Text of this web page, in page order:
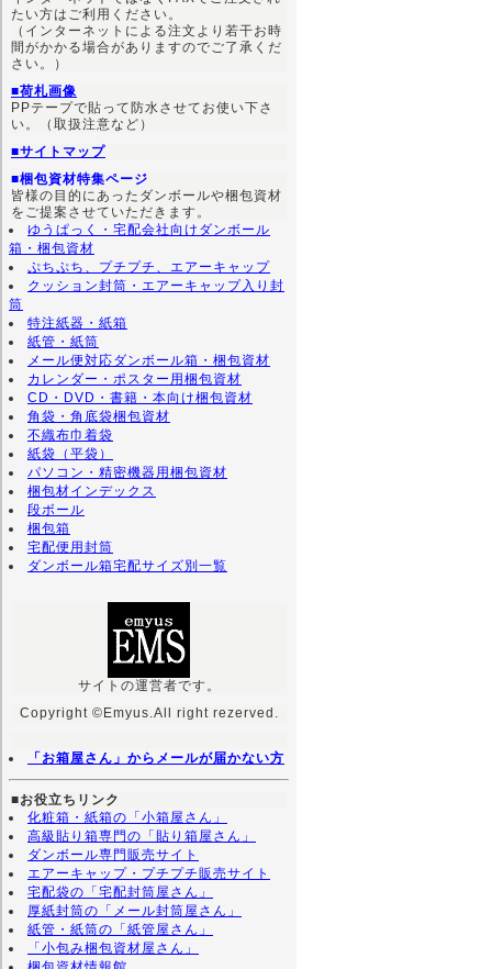
たい方はご利用ください。
（インターネットによる注文より若干お時
間がかかる場合がありますのでご了承くだ
さい。）
■荷札画像
PPテープで貼って防水させてお使い下さ
い。（取扱注意など）
■サイトマップ
■梱包資材特集ページ
皆様の目的にあったダンボールや梱包資材
をご提案させていただきます。
ゆうぱっく・宅配会社向けダンボール
箱・梱包資材
ぷちぷち、プチプチ、エアーキャップ
クッション封筒・エアーキャップ入り封
筒
特注紙器・紙箱
紙管・紙筒
メール便対応ダンボール箱・梱包資材
カレンダー・ポスター用梱包資材
CD・DVD・書籍・本向け梱包資材
角袋・角底袋梱包資材
不織布巾着袋
紙袋（平袋）
パソコン・精密機器用梱包資材
梱包材インデックス
段ボール
梱包箱
宅配便用封筒
ダンボール箱宅配サイズ別一覧
サイトの運営者です。
Copyright ©Emyus.All right rezerved.
「お箱屋さん」からメールが届かない方
■お役立ちリンク
化粧箱・紙箱の「小箱屋さん」
高級貼り箱専門の「貼り箱屋さん」
ダンボール専門販売サイト
エアーキャップ・プチプチ販売サイト
宅配袋の「宅配封筒屋さん」
厚紙封筒の「メール封筒屋さん」
紙管・紙筒の「紙管屋さん」
「小包み梱包資材屋さん」